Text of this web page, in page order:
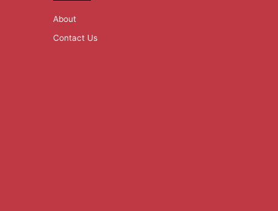
About
Contact Us